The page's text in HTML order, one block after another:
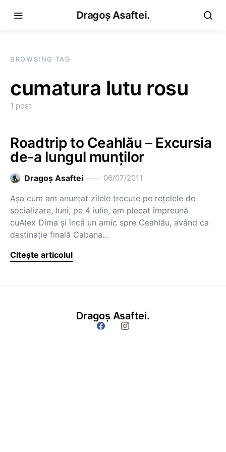
Dragoș Asaftei.
BROWSING TAG
cumatura lutu rosu
1 post
Roadtrip to Ceahlău – Excursia
de-a lungul munților
Dragoş Asaftei 06/07/2011
Așa cum am anunțat zilele trecute pe rețelele de
socializare, luni, pe 4 iulie, am plecat împreună
cuAlex Dima și încă un amic spre Ceahlău, având ca
destinație finală Cabana…
Citește articolul
Dragoș Asaftei.